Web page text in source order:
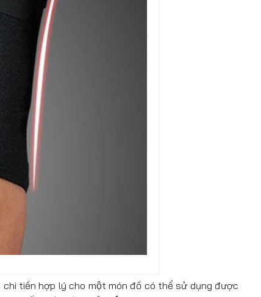
chi tiền hợp lý cho một món đồ có thể sử dụng được